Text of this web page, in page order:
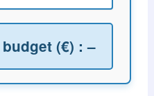
(€) : –